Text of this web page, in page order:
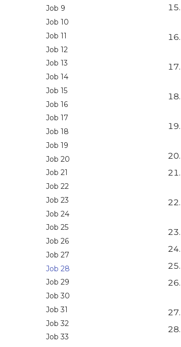
Job 9
Job 10
Job 11
Job 12
Job 13
Job 14
Job 15
Job 16
Job 17
Job 18
Job 19
Job 20
Job 21
Job 22
Job 23
Job 24
Job 25
Job 26
Job 27
Job 28
Job 29
Job 30
Job 31
Job 32
Job 33